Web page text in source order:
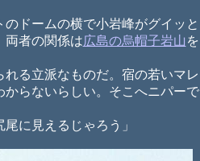
ドームの横で小岩峰がグイッと
両者の関係は広島の烏帽子岩山 を
る立派なものだ。宿の若いマレ
らないらしい。そこへニパーで
に見えるじゃろう」